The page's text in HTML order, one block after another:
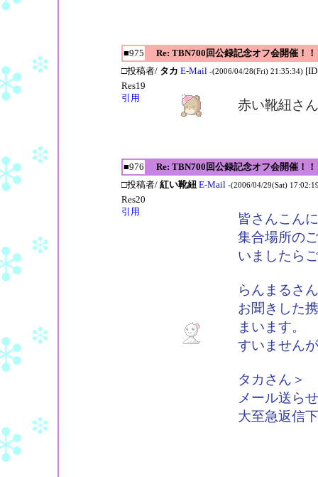
■975 Re: TBN700回公録記念オフ会開催！！
□投稿者/ タカ E-Mail -(2006/04/28(Fri) 21:35:34)
Res19
引用
赤い靴紐さ
■976 Re: TBN700回公録記念オフ会開催！！
□投稿者/ 紅い靴紐 E-Mail -(2006/04/29(Sat)
Res20
引用
皆さんこん
集合場所の
いましたら
らんまるさ
お聞きした
まいます。
すいません
タカさん＞
メール送ら
大至急返信